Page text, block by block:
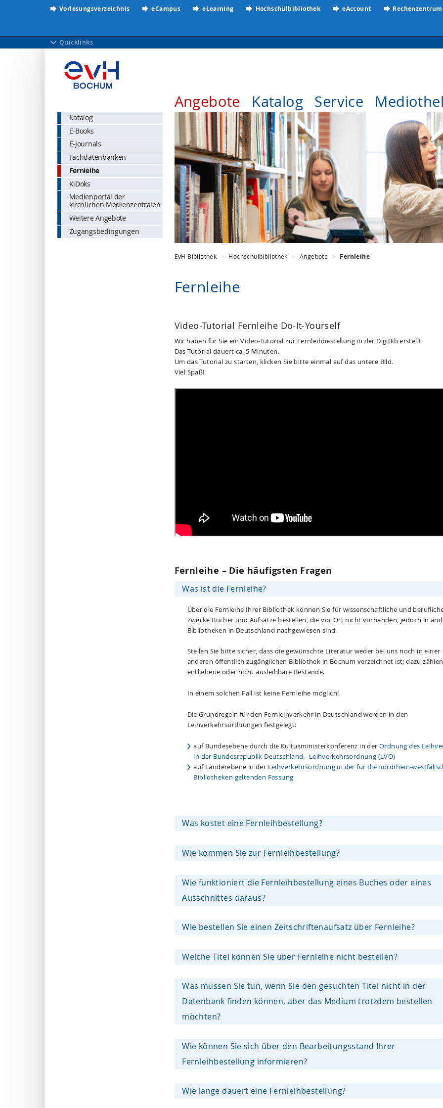
Vorlesungsverzeichnis eCampus eLearning Hochschulbibliothek eAccount Rechenzentrum
Quicklinks
Angebote Katalog Service
Katalog
E-Books
E-Journals
Fachdatenbanken
Fernleihe
KiDoks
Medienportal der
kirchlichen Medienzentralen
Weitere Angebote
Zugangsbedingungen
EvH Bibliothek Hochschulbibliothek Angebote Fernleihe
Fernleihe
Video-Tutorial Fernleihe Do-It-Yourself
Wir haben für Sie ein Video-Tutorial zur Fernleihbestellung in der DigiBib erstellt.
Das Tutorial dauert ca. 5 Minuten.
Um das Tutorial zu starten, klicken Sie bitte einmal auf das untere Bild.
Viel Spaß!
Fernleihe – Die häufigsten Fragen
Was ist die Fernleihe?
Über die Fernleihe Ihrer Bibliothek können Sie für wissenschaftliche und
Zwecke Bücher und Aufsätze bestellen, die vor Ort nicht vorhanden, jedoch in
Bibliotheken in Deutschland nachgewiesen sind.
Stellen Sie bitte sicher, dass die gewünschte Literatur weder bei uns noch in einer
anderen öffentlich zugänglichen Bibliothek in Bochum verzeichnet ist; dazu
entliehene oder nicht ausleihbare Bestände.
In einem solchen Fall ist keine Fernleihe möglich!
Die Grundregeln für den Fernleihverkehr in Deutschland werden in den
Leihverkehrsordnungen festgelegt:
auf Bundesebene durch die Kultusministerkonferenz in derOrdnung des
in der Bundesrepublik Deutschland - Leihverkehrsordnung (LVO)
auf Länderebene in der Leihverkehrsordnung in der für die nordrhein-
Bibliotheken geltenden Fassung
Was kostet eine Fernleihbestellung?
Wie kommen Sie zur Fernleihbestellung?
Wie funktioniert die Fernleihbestellung eines Buches oder eines
Ausschnittes daraus?
Wie bestellen Sie einen Zeitschriftenaufsatz über Fernleihe?
Welche Titel können Sie über Fernleihe nicht bestellen?
Was müssen Sie tun, wenn Sie den gesuchten Titel nicht in der
Datenbank finden können, aber das Medium trotzdem bestellen
möchten?
Wie können Sie sich über den Bearbeitungsstand Ihrer
Fernleihbestellung informieren?
Wie lange dauert eine Fernleihbestellung?